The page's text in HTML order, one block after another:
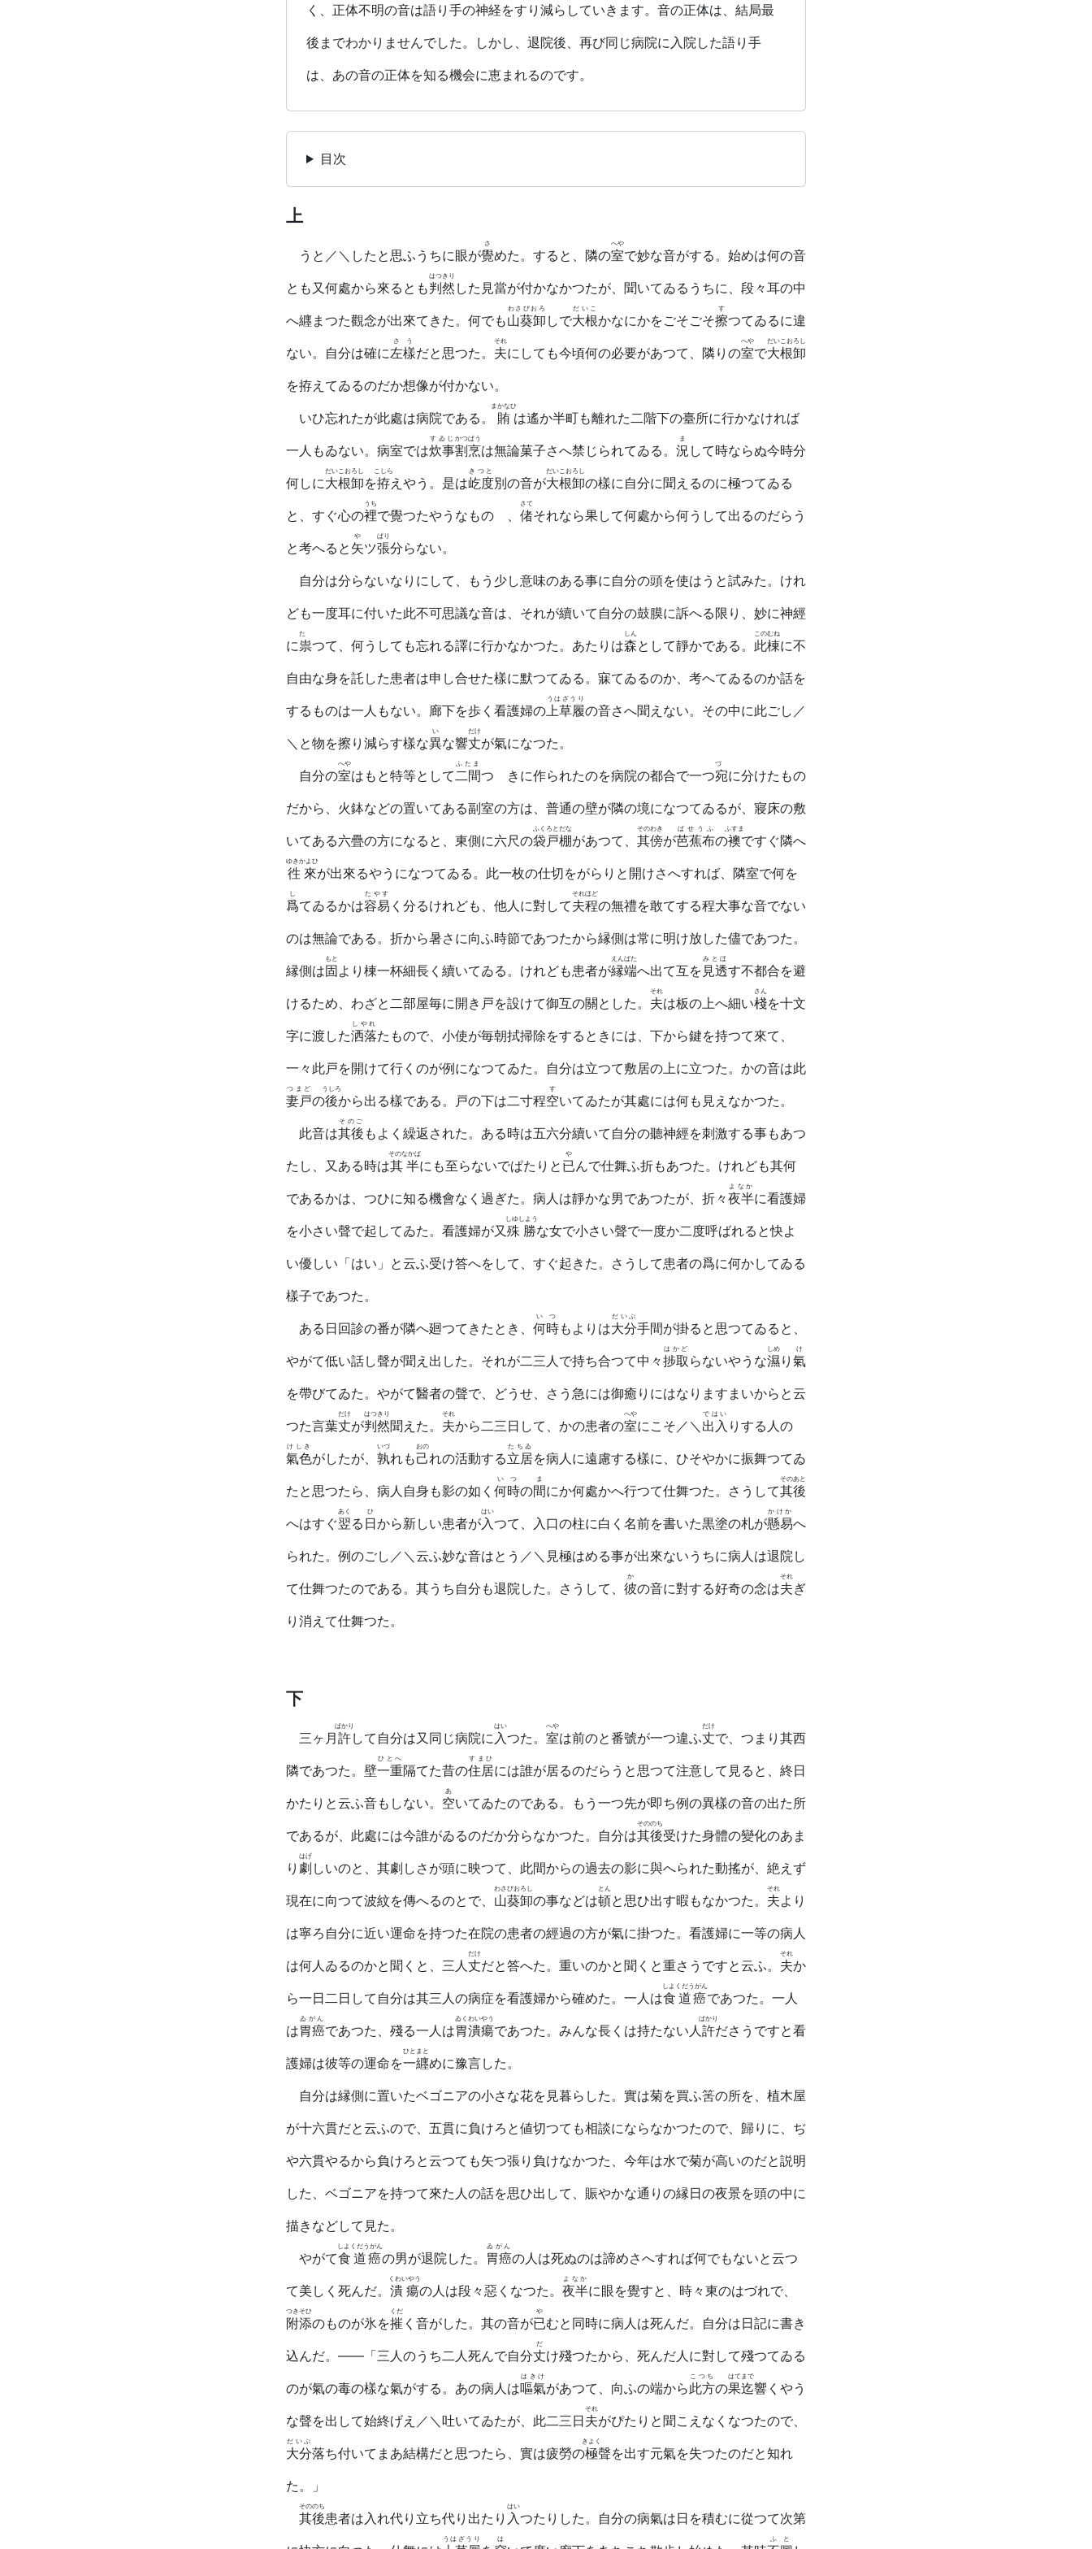
く、正体不明の音は語り手の神経をすり減らしていきます。音の正体は、結局最
後までわかりませんでした。しかし、退院後、再び同じ病院に入院した語り手
は、あの音の正体を知る機会に恵まれるのです。
目次
上
うと／＼したと思ふうちに眼が覺
さ
めた。すると、隣の室
へや
で妙な音がする。始めは何の音
とも又何處から來るとも判然
はつきり
した見當が付かなかつたが、聞いてゐるうちに、段々耳の中
へ纒まつた觀念が出來てきた。何でも山葵卸
わさびおろ
しで大根
だいこ
かなにかをごそごそ擦
す
つてゐるに違
ない。自分は確に左樣
さう
だと思つた。 夫
それ
にしても今頃何の必要があつて、隣りの室
へや
で大根卸
だいこおろし
を拵えてゐるのだか想像が付かない。
いひ忘れたが此處は病院である。
賄
まかなひ
は遙か半町も離れた二階下の臺所に行かなければ
一人もゐない。病室では炊事
すゐじ
割烹
かつぱう
は無論菓子さへ禁じられてゐる。 況
ま
して時ならぬ今時分
何しに大根卸
だいこおろし
を拵
こしら
えやう。是は屹度
きつと
別の音が大根卸
だいこおろし
の樣に自分に聞えるのに極つてゐる
と、すぐ心の裡
うち
で覺つたやうなものゝ、 偖
さて
それなら果して何處から何うして出るのだらう
と考へると 矢
や
ツ張
ぱり
分らない。
自分は分らないなりにして、もう少し意味のある事に自分の頭を使はうと試みた。けれ
ども一度耳に付いた此不可思議な音は、それが續いて自分の鼓膜に訴へる限り、妙に神經
に祟
たゝ
つて、何うしても忘れる譯に行かなかつた。あたりは森
しん
として靜かである。 此棟
このむね
に不
自由な身を託した患者は申し合せた樣に默つてゐる。寐てゐるのか、考へてゐるのか話を
するものは一人もない。廊下を歩く看護婦の上草履
うはざうり
の音さへ聞えない。その中に此ごし／
＼と物を擦り減らす樣な異
い
な響丈
だけ
が氣になつた。
自分の室
へや
はもと特等として二間
ふたま
つゞきに作られたのを病院の都合で一つ宛
づゝ
に分けたもの
だから、火鉢などの置いてある副室の方は、普通の壁が隣の境になつてゐるが、寢床の敷
いてある六疊の方になると、東側に六尺の袋戸棚
ふくろとだな
があつて、 其傍
そのわき
が芭蕉布
ばせうふ
の襖
ふすま
ですぐ隣へ
徃來
ゆきかよひ
が出來るやうになつてゐる。此一枚の仕切をがらりと開けさへすれば、隣室で何を
爲
し
てゐるかは容易
たやす
く分るけれども、他人に對して夫程
それほど
の無禮を敢てする程大事な音でない
のは無論である。折から暑さに向ふ時節であつたから縁側は常に明け放した儘であつた。
縁側は固
もと
より棟一杯細長く續いてゐる。けれども患者が縁端
えんばた
へ出て互を 見透
みとほ
す不都合を避
けるため、わざと二部屋毎に開き戸を設けて御互の關とした。 夫
それ
は板の上へ細い棧
さん
を十文
字に渡した洒落
しやれ
たもので、小使が毎朝拭掃除をするときには、下から鍵を持つて來て、
一々此戸を開けて行くのが例になつてゐた。自分は立つて敷居の上に立つた。かの音は此
妻戸
つまど
の後
うしろ
から出る樣である。戸の下は二寸程空
す
いてゐたが其處には何も見えなかつた。
此音は其後
そのご
もよく繰返された。ある時は五六分續いて自分の聽神經を刺激する事もあつ
たし、又ある時は其半
そのなかば
にも至らないでぱたりと 已
や
んで仕舞ふ折もあつた。けれども其何
であるかは、つひに知る機會なく過ぎた。病人は靜かな男であつたが、折々夜半
よなか
に看護婦
を小さい聲で起してゐた。看護婦が又殊勝
しゆしよう
な女で小さい聲で一度か二度呼ばれると快よ
い優しい「はい」と云ふ受け答へをして、すぐ起きた。さうして患者の爲に何かしてゐる
樣子であつた。
ある日回診の番が隣へ廻つてきたとき、 何時
いつ
もよりは大分
だいぶ
手間が掛ると思つてゐると、
やがて低い話し聲が聞え出した。それが二三人で持ち合つて中々捗取
はかど
らないやうな濕
しめ
り 氣
け
を帶びてゐた。やがて醫者の聲で、どうせ、さう急には御癒りにはなりますまいからと云
つた言葉丈
だけ
が判然
はつきり
聞えた。 夫
それ
から二三日して、かの患者の室
へや
にこそ／＼ 出入
ではい
りする人の
氣色
けしき
がしたが、 孰
いづ
れも己
おの
れの活動する立居
たちゐ
を病人に遠慮する樣に、ひそやかに振舞つてゐ
たと思つたら、病人自身も影の如く 何時
いつ
の間
ま
にか何處かへ行つて仕舞つた。さうして其後
そのあと
へはすぐ翌
あく
る 日
ひ
から新しい患者が入
はい
つて、入口の柱に白く名前を書いた黒塗の札が懸易
かけか
へ
られた。例のごし／＼云ふ妙な音はとう／＼見極はめる事が出來ないうちに病人は退院し
て仕舞つたのである。其うち自分も退院した。さうして、 彼
か
の音に對する好奇の念は夫
それ
ぎ
り消えて仕舞つた。
下
三ヶ月許
ばかり
して自分は又同じ病院に入
はい
つた。 室
へや
は前のと番號が一つ違ふ丈
だけ
で、つまり其西
隣であつた。壁一重
ひとへ
隔てた昔の住居
すまひ
には誰が居るのだらうと思つて注意して見ると、終日
かたりと云ふ音もしない。 空
あ
いてゐたのである。もう一つ先が即ち例の異樣の音の出た所
であるが、此處には今誰がゐるのだか分らなかつた。自分は其後
そののち
受けた身體の變化のあま
り 劇
はげ
しいのと、其劇しさが頭に映つて、此間からの過去の影に與へられた動搖が、絶えず
現在に向つて波紋を傳へるのとで、 山葵卸
わさびおろし
の事などは頓
とん
と思ひ出す暇もなかつた。 夫
それ
より
は寧ろ自分に近い運命を持つた在院の患者の經過の方が氣に掛つた。看護婦に一等の病人
は何人ゐるのかと聞くと、三人丈
だけ
だと答へた。重いのかと聞くと重さうですと云ふ。 夫
それ
か
ら一日二日して自分は其三人の病症を看護婦から確めた。一人は食道癌
しよくだうがん
であつた。一人
は胃癌
ゐがん
であつた、殘る一人は胃潰瘍
ゐくわいやう
であつた。みんな長くは持たない人許
ばかり
ださうですと看
護婦は彼等の運命を一纒
ひとまと
めに豫言した。
自分は縁側に置いたベゴニアの小さな花を見暮らした。實は菊を買ふ筈の所を、植木屋
が十六貫だと云ふので、五貫に負けろと値切つても相談にならなかつたので、歸りに、ぢ
や六貫やるから負けろと云つても矢つ張り負けなかつた、今年は水で菊が高いのだと説明
した、ベゴニアを持つて來た人の話を思ひ出して、賑やかな通りの縁日の夜景を頭の中に
描きなどして見た。
やがて食道癌
しよくだうがん
の男が退院した。 胃癌
ゐがん
の人は死ぬのは諦めさへすれば何でもないと云つ
て美しく死んだ。 潰瘍
くわいやう
の人は段々惡くなつた。 夜半
よなか
に眼を覺すと、時々東のはづれで、
附添
つきそひ
のものが氷を摧
くだ
く音がした。其の音が已
や
むと同時に病人は死んだ。自分は日記に書き
込んだ。――「三人のうち二人死んで自分丈
だ
け殘つたから、死んだ人に對して殘つてゐる
のが氣の毒の樣な氣がする。あの病人は嘔氣
はきけ
があつて、向ふの端から此方
こつち
の果迄
はてまで
響くやう
な聲を出して始終げえ／＼吐いてゐたが、此二三日夫
それ
がぴたりと聞こえなくなつたので、
大分
だいぶ
落ち付いてまあ結構だと思つたら、實は疲勞の極
きよく
聲を出す元氣を失つたのだと知れ
た。」
其後
そののち
患者は入れ代り立ち代り出たり 入
はい
つたりした。自分の病氣は日を積むに從つて次第
うはざうり は ふと